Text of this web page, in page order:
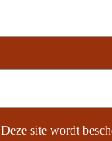
Deze site wordt